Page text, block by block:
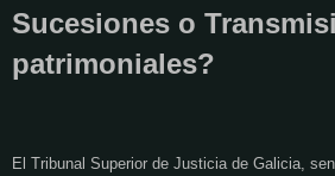
Sucesiones o
patrimoniales?
El Tribunal Superior de Justicia de Galicia,